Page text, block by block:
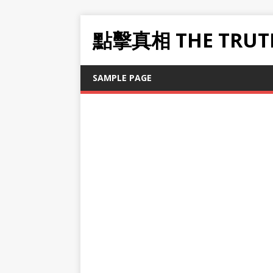
點擊真相 THE
SAMPLE PAGE